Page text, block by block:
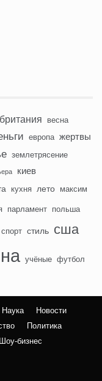
весна
европа жертвы
землетрясение
киев
кухня лето максим
парламент польша
спорт стиль сша
учёные футбол
Наука
Новости
Политика
Шоу-бизнес